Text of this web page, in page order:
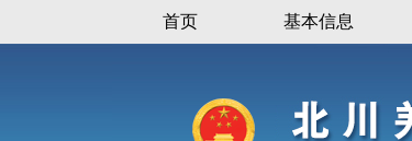
首页 基本信息